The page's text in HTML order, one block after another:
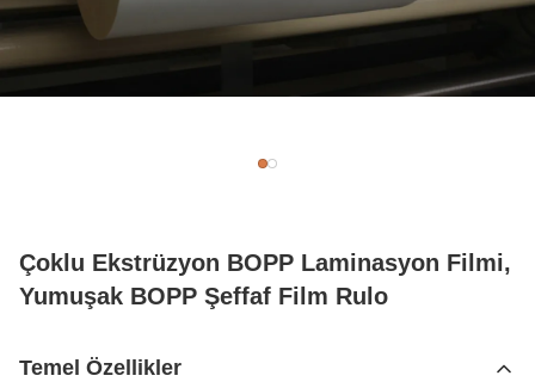
Çoklu Ekstrüzyon BOPP Laminasyon Filmi,
Yumuşak BOPP Şeffaf Film Rulo
Temel Özellikler